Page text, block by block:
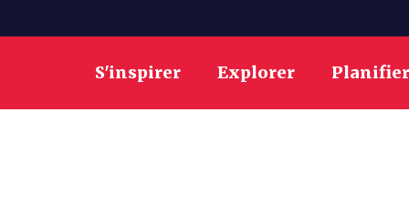
S'inspirer Explorer Planifier